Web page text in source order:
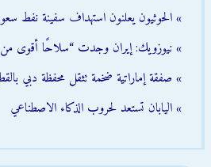
» الحوثيون يعلنون استهداف سفينة نفط
» نيوزويك: إيران وجدت “سلاحًا أقوى من
» صفقة إماراتية ضخمة تثقل محفظة دبي
» اليابان تستعد لحروب الذكاء الاصطناعي